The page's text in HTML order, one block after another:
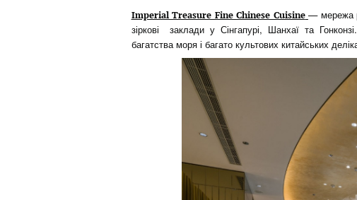
Imperial Treasure Fine Chinese Cuisine — мережа
зіркові заклади у Сінгапурі, Шанхаї та
багатства моря і багато культових китайських